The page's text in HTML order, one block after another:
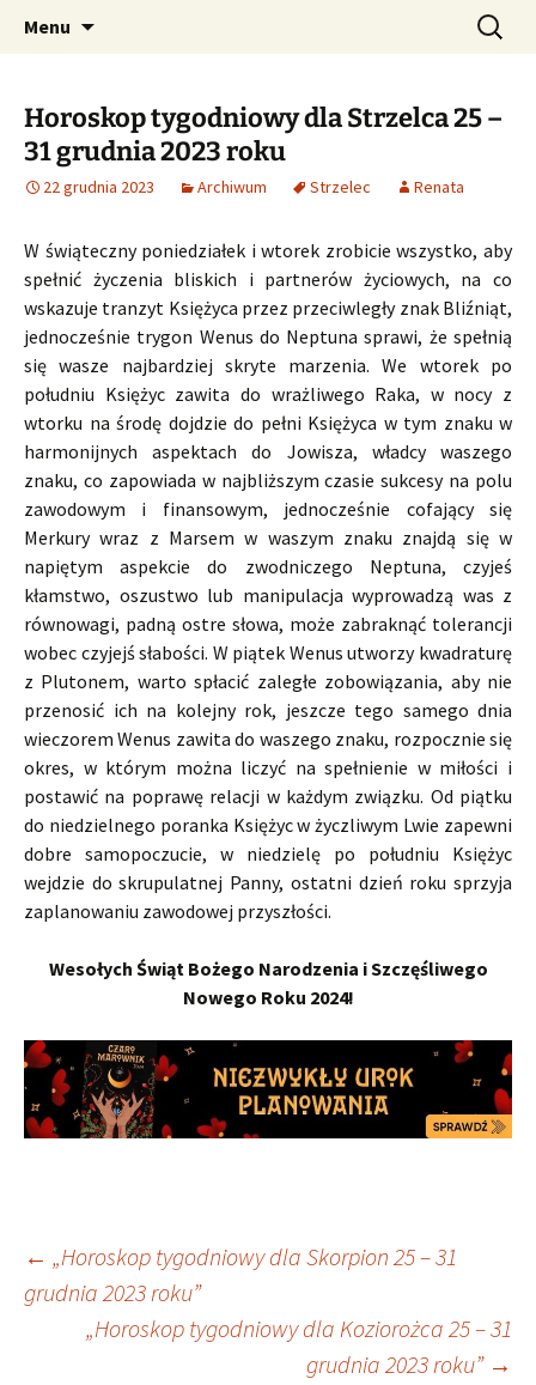
CzaroMarowy horoskop
dzienny, miesięczny i
tygodniowy
Profesjonalne przepowiednie astrologiczne
Menu Szukaj:
Horoskop tygodniowy dla Strzelca 25 –
31 grudnia 2023 roku
22 grudnia 2023 Archiwum Strzelec Renata
W świąteczny poniedziałek i wtorek zrobicie wszystko, aby
spełnić życzenia bliskich i partnerów życiowych, na co
wskazuje tranzyt Księżyca przez przeciwległy znak Bliźniąt,
jednocześnie trygon Wenus do Neptuna sprawi, że spełnią
się wasze najbardziej skryte marzenia. We wtorek po
południu Księżyc zawita do wrażliwego Raka, w nocy z
wtorku na środę dojdzie do pełni Księżyca w tym znaku w
harmonijnych aspektach do Jowisza, władcy waszego
znaku, co zapowiada w najbliższym czasie sukcesy na polu
zawodowym i finansowym, jednocześnie cofający się
Merkury wraz z Marsem w waszym znaku znajdą się w
napiętym aspekcie do zwodniczego Neptuna, czyjeś
kłamstwo, oszustwo lub manipulacja wyprowadzą was z
równowagi, padną ostre słowa, może zabraknąć tolerancji
wobec czyjejś słabości. W piątek Wenus utworzy kwadraturę
z Plutonem, warto spłacić zaległe zobowiązania, aby nie
przenosić ich na kolejny rok, jeszcze tego samego dnia
wieczorem Wenus zawita do waszego znaku, rozpocznie się
okres, w którym można liczyć na spełnienie w miłości i
postawić na poprawę relacji w każdym związku. Od piątku
do niedzielnego poranka Księżyc w życzliwym Lwie zapewni
dobre samopoczucie, w niedzielę po południu Księżyc
wejdzie do skrupulatnej Panny, ostatni dzień roku sprzyja
zaplanowaniu zawodowej przyszłości.
Wesołych Świąt Bożego Narodzenia i Szczęśliwego
Nowego Roku 2024!
Nawigacja
wpisu
← „Horoskop tygodniowy dla Skorpion 25 – 31
grudnia 2023 roku”
„Horoskop tygodniowy dla Koziorożca 25 – 31
grudnia 2023 roku” →